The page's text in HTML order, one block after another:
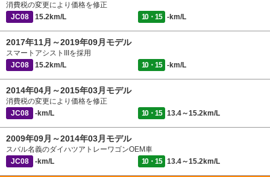
消費税の変更により価格を修正
JC08
15.2km/L 10・15 -km/L
2017年11月～2019年09月モデル
スマートアシストIIIを採用
JC08
15.2km/L 10・15 -km/L
2014年04月～2015年03月モデル
消費税の変更により価格を修正
JC08
-km/L 10・15 13.4～15.2km/L
2009年09月～2014年03月モデル
スバル名義のダイハツアトレーワゴンOEM車
JC08
-km/L 10・15 13.4～15.2km/L